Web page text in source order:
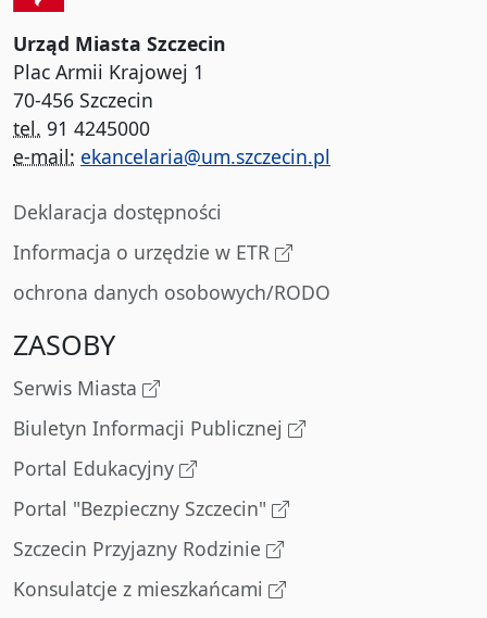
Urząd Miasta Szczecin
Plac Armii Krajowej 1
70-456 Szczecin
tel. 91 4245000
e-mail: ekancelaria@um.szczecin.pl
Deklaracja dostępności
Informacja o urzędzie w ETR
ochrona danych osobowych/RODO
ZASOBY
Serwis Miasta
Biuletyn Informacji Publicznej
Portal Edukacyjny
Portal "Bezpieczny Szczecin"
Szczecin Przyjazny Rodzinie
Konsulatcje z mieszkańcami